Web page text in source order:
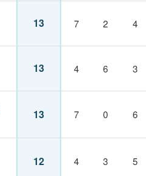
13 7 2 4
13 4 6 3
13 7 0 6
12 4 3 5